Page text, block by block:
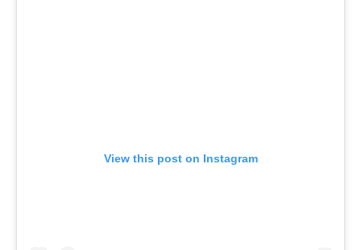
View this post on Instagram